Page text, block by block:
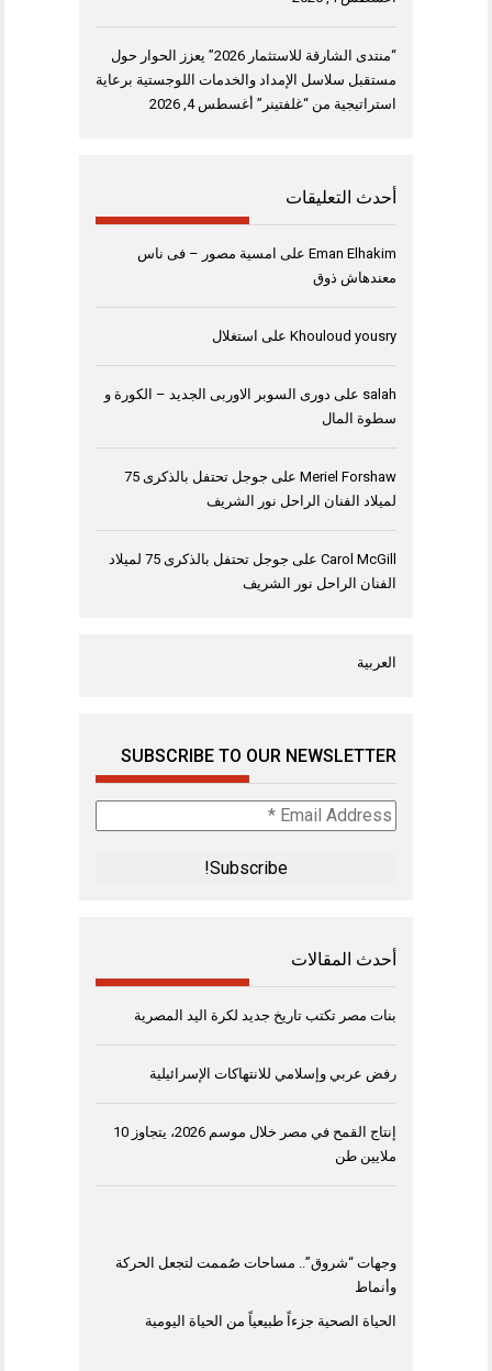
“منتدى الشارقة للاستثمار 2026” يعزز الحوار حول
مستقبل سلاسل الإمداد والخدمات اللوجستية برعاية
استراتيجية من “غلفتينر” أغسطس 4, 2026
أحدث التعليقات
Eman Elhakim على امسية مصور – فى ناس
معندهاش ذوق
Khouloud yousry على استغلال
salah على دورى السوبر الاوربى الجديد – الكورة و
سطوة المال
Meriel Forshaw على
جوجل تحتفل بالذكرى 75
لميلاد الفنان الراحل نور الشريف
Carol McGill على
جوجل تحتفل بالذكرى 75 لميلاد
الفنان الراحل نور الشريف
العربية
SUBSCRIBE TO OUR NEWSLETTER
Email
Address
أحدث المقالات
بنات مصر تكتب تاريخ جديد لكرة اليد المصرية
رفض عربي وإسلامي للانتهاكات الإسرائيلية
إنتاج القمح في مصر خلال موسم 2026، يتجاوز 10
ملايين طن
وجهات “شروق”.. مساحات صُممت لتجعل الحركة
وأنماط
الحياة الصحية جزءاً طبيعياً من الحياة اليومية